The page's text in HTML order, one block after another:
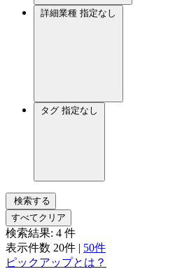
詳細業種 指定なし
タグ 指定なし
検索する
すべてクリア
検索結果: 4 件
表示件数 20件 | 50件
ピックアップとは？